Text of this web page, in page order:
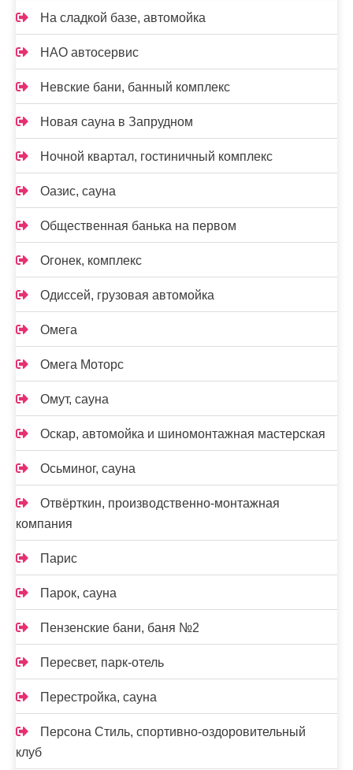
На сладкой базе, автомойка
НАО автосервис
Невские бани, банный комплекс
Новая сауна в Запрудном
Ночной квартал, гостиничный комплекс
Оазис, сауна
Общественная банька на первом
Огонек, комплекс
Одиссей, грузовая автомойка
Омега
Омега Моторс
Омут, сауна
Оскар, автомойка и шиномонтажная мастерская
Осьминог, сауна
Отвёрткин, производственно-монтажная
компания
Парис
Парок, сауна
Пензенские бани, баня №2
Пересвет, парк-отель
Перестройка, сауна
Персона Стиль, спортивно-оздоровительный
клуб